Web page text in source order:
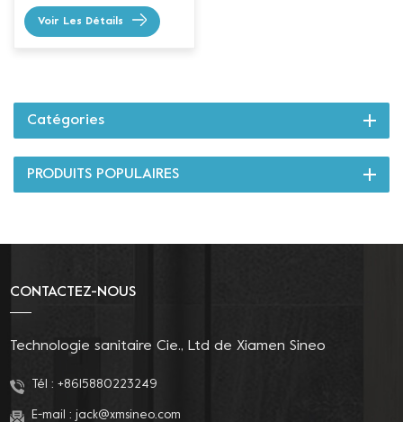
Voir Les Détails
Catégories
PRODUITS POPULAIRES
CONTACTEZ-NOUS
Technologie sanitaire Cie., Ltd de Xiamen Sineo
Tél : +8615880223249
E-mail : jack@xmsineo.com